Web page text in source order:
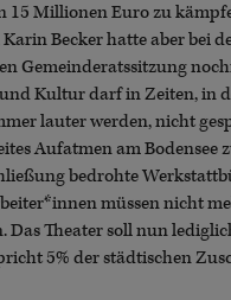
15 Millionen Euro zu
Becker hatte aber bei
Gemeinderatssitzung
Kultur darf in Zeiten, in
lauter werden, nicht
Aufatmen am Bodensee
bedrohte
müssen nicht
Theater soll nun
5% der städtischen